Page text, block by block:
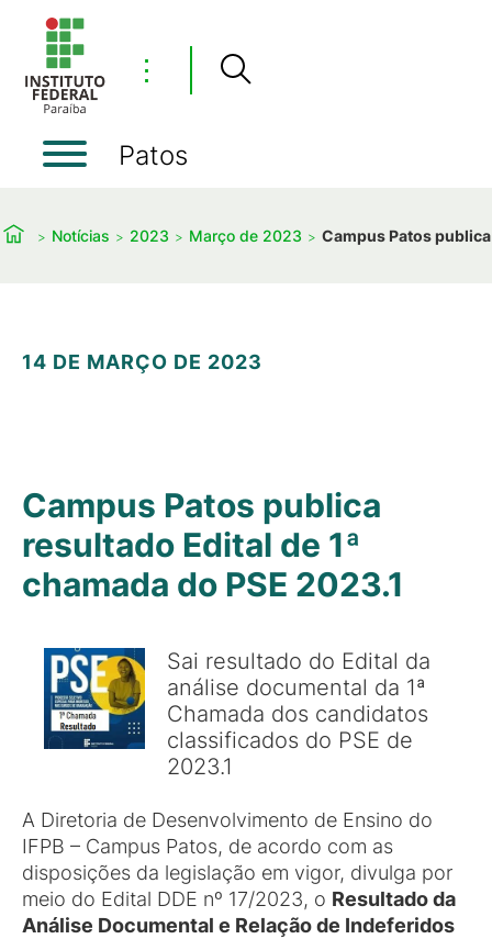
⋮
Patos
Notícias 2023 Março de 2023 Campus Patos
14 DE MARÇO DE 2023
Campus Patos publica
resultado Edital de 1ª
chamada do PSE 2023.1
Sai resultado do Edital da
análise documental da 1ª
Chamada dos candidatos
classificados do PSE de
2023.1
A Diretoria de Desenvolvimento de Ensino do
IFPB – Campus Patos, de acordo com as
disposições da legislação em vigor, divulga por
meio do Edital DDE nº 17/2023, o Resultado da
Análise Documental e Relação de Indeferidos